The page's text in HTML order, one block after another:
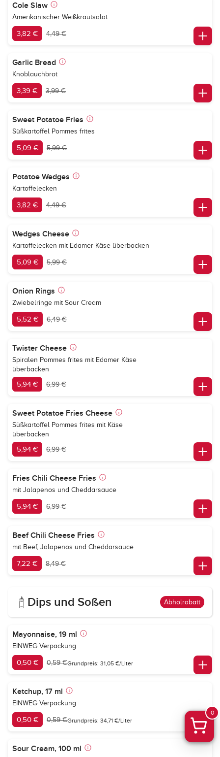
Cole Slaw
Amerikanischer Weißkrautsalat
3,82 € 4,49 €
Garlic Bread
Knoblauchbrot
3,39 € 3,99 €
Sweet Potatoe Fries
Süßkartoffel Pommes frites
5,09 € 5,99 €
Potatoe Wedges
Kartoffelecken
3,82 € 4,49 €
Wedges Cheese
Kartoffelecken mit Edamer Käse überbacken
5,09 € 5,99 €
Onion Rings
Zwiebelringe mit Sour Cream
5,52 € 6,49 €
Twister Cheese
Spiralen Pommes frites mit Edamer Käse
überbacken
5,94 € 6,99 €
Sweet Potatoe Fries Cheese
Süßkartoffel Pommes frites mit Käse
überbacken
5,94 € 6,99 €
Fries Chili Cheese Fries
mit Jalapenos und Cheddarsauce
5,94 € 6,99 €
Beef Chili Cheese Fries
mit Beef, Jalapenos und Cheddarsauce
7,22 € 8,49 €
Dips und Soßen Abholrabatt
Mayonnaise, 19 ml
EINWEG Verpackung
0,50 € 0,59 €Grundpreis: 31,05 €/Liter
Ketchup, 17 ml
EINWEG Verpackung
0,50 € 0,59 €Grundpreis: 34,71 €/Liter
Sour Cream, 100 ml
0